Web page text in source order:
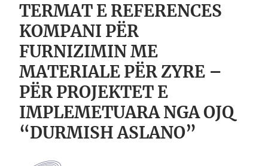
TERMAT E REFERENCES
KOMPANI PËR
FURNIZIMIN ME
MATERIALE PËR ZYRE –
PËR PROJEKTET E
IMPLEMETUARA NGA OJQ
“DURMISH ASLANO”